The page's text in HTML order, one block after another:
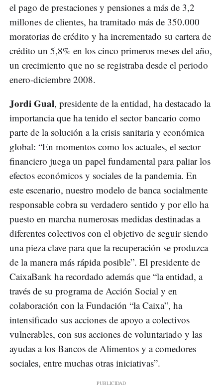
el pago de prestaciones y pensiones a más de 3,2
millones de clientes, ha tramitado más de 350.000
moratorias de crédito y ha incrementado su cartera de
crédito un 5,8% en los cinco primeros meses del año,
un crecimiento que no se registraba desde el periodo
enero-diciembre 2008.
Jordi Gual, presidente de la entidad, ha destacado la
importancia que ha tenido el sector bancario como
parte de la solución a la crisis sanitaria y económica
global: “En momentos como los actuales, el sector
financiero juega un papel fundamental para paliar los
efectos económicos y sociales de la pandemia. En
este escenario, nuestro modelo de banca socialmente
responsable cobra su verdadero sentido y por ello ha
puesto en marcha numerosas medidas destinadas a
diferentes colectivos con el objetivo de seguir siendo
una pieza clave para que la recuperación se produzca
de la manera más rápida posible”. El presidente de
CaixaBank ha recordado además que “la entidad, a
través de su programa de Acción Social y en
colaboración con la Fundación “la Caixa”, ha
intensificado sus acciones de apoyo a colectivos
vulnerables, con sus acciones de voluntariado y las
ayudas a los Bancos de Alimentos y a comedores
sociales, entre muchas otras iniciativas”.